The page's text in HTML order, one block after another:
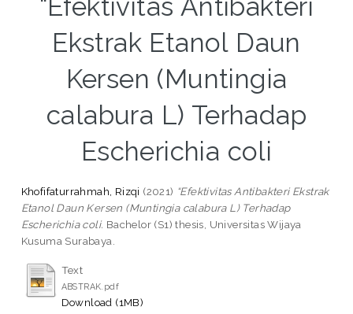
“Efektivitas Antibakteri
Ekstrak Etanol Daun
Kersen (Muntingia
calabura L) Terhadap
Escherichia coli
Khofifaturrahmah, Rizqi (2021) “Efektivitas Antibakteri Ekstrak
Etanol Daun Kersen (Muntingia calabura L) Terhadap
Escherichia coli. Bachelor (S1) thesis, Universitas Wijaya
Kusuma Surabaya.
Text
ABSTRAK.pdf
Download (1MB)